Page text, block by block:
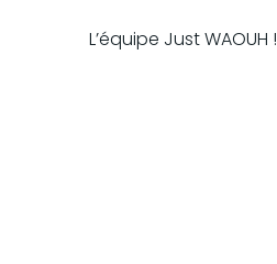
L’équipe Just WAOUH !